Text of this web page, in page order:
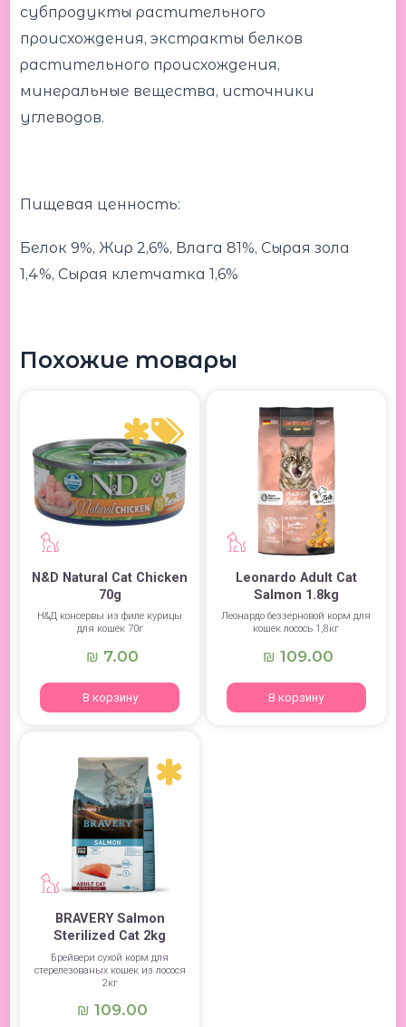
субпродукты растительного
происхождения, экстракты белков
растительного происхождения,
минеральные вещества, источники
углеводов.
Пищевая ценность:
Белок 9%, Жир 2,6%, Влага 81%, Сырая зола
1,4%, Сырая клетчатка 1,6%
Похожие товары
N&D Natural Cat Chicken
70g
Н&Д консервы из филе курицы
для кошек 70г
₪ 7.00
В корзину
Leonardo Adult Cat
Salmon 1.8kg
Леонардо беззерновой корм для
кошек лосось 1,8кг
₪ 109.00
В корзину
BRAVERY Salmon
Sterilized Cat 2kg
Брейвери сухой корм для
стерелезованых кошек из лосося
2кг
₪ 109.00